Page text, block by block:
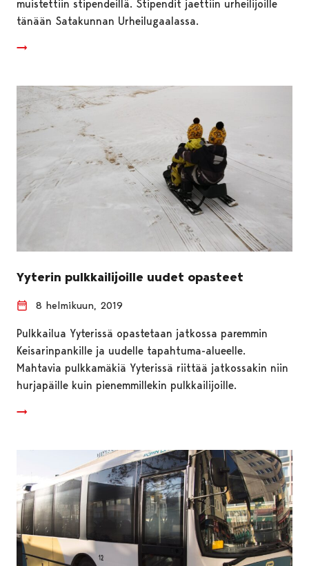
muistettiin stipendeillä. Stipendit jaettiin urheilijoille
tänään Satakunnan Urheilugaalassa.
Yyterin pulkkailijoille uudet opasteet
8 helmikuun, 2019
Pulkkailua Yyterissä opastetaan jatkossa paremmin
Keisarinpankille ja uudelle tapahtuma-alueelle.
Mahtavia pulkkamäkiä Yyterissä riittää jatkossakin niin
hurjapäille kuin pienemmillekin pulkkailijoille.